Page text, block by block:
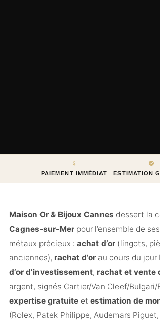
PAIEMENT IMMÉDIAT ESTIMATION
Maison Or & Bijoux Cannes dessert la
Cagnes-sur-Mer pour l’ensemble de
métaux précieux : achat d’or (lingots,
anciennes), rachat d’or au cours du jour
d’or d’investissement, rachat et vente
argent, signés Cartier/Van Cleef/Bulgari/
expertise gratuite et estimation de
(Rolex, Patek Philippe, Audemars